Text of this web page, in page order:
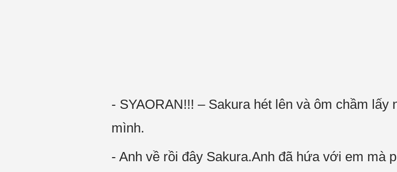
- SYAORAN!!! – Sakura hét lên và ôm chầm
mình.
- Anh về rồi đây Sakura.Anh đã hứa với em mà